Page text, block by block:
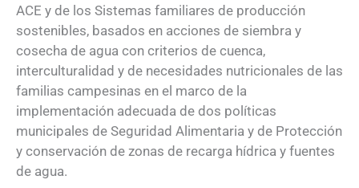
ACE y de los Sistemas familiares de producción
sostenibles, basados en acciones de siembra y
cosecha de agua con criterios de cuenca,
interculturalidad y de necesidades nutricionales de las
familias campesinas en el marco de la
implementación adecuada de dos políticas
municipales de Seguridad Alimentaria y de Protección
y conservación de zonas de recarga hídrica y fuentes
de agua.